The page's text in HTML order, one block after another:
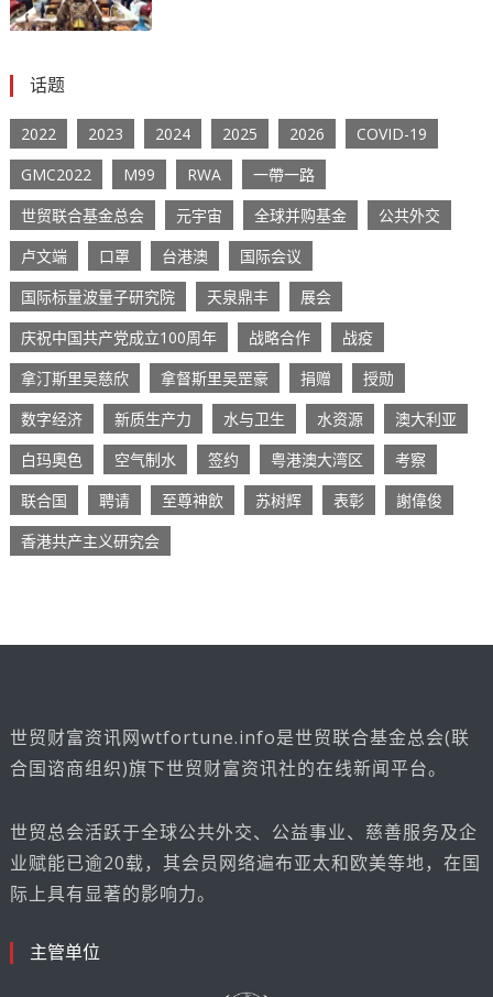
话题
2022 2023 2024 2025 2026
COVID-19
GMC2022
M99 RWA
一帶一路
世贸联合基金总会
元宇宙 全球并购基金
公共外交
卢文端
口罩 台港澳
国际会议
国际标量波量子研究院
天泉鼎丰
展会
庆祝中国共产党成立100周年
战略合作
战疫
拿汀斯里吴慈欣
拿督斯里吴罡豪 捐赠
授勋
数字经济
新质生产力 水与卫生 水资源
澳大利亚
白玛奧色
空气制水 签约 粤港澳大湾区
考察
联合国
聘请 至尊神飲 苏树辉 表彰
謝偉俊
香港共产主义研究会
世贸财富资讯网wtfortune.info是世贸联合基金总会(联
合国谘商组织)旗下世贸财富资讯社的在线新闻平台。
世贸总会活跃于全球公共外交、公益事业、慈善服务及企
业赋能已逾20载，其会员网络遍布亚太和欧美等地，在国
际上具有显著的影响力。
主管单位